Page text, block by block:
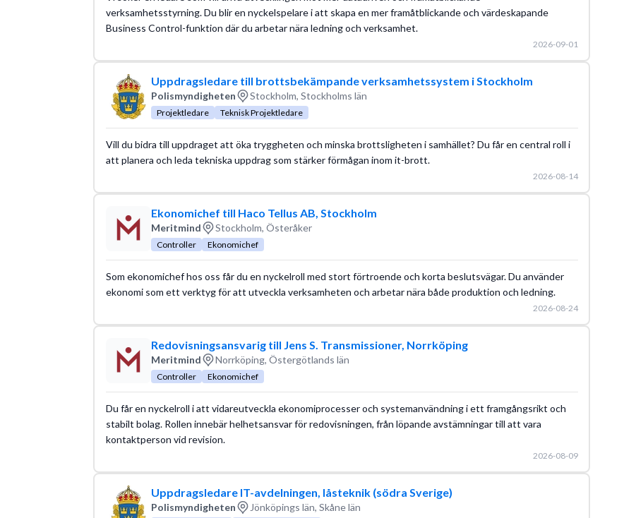
verksamhetsstyrning. Du blir en nyckelspelare i att skapa en mer framåtblickande och värdeskapande
Business Control-funktion där du arbetar nära ledning och verksamhet.
2026-09-01
Uppdragsledare till brottsbekämpande verksamhetssystem i Stockholm
Polismyndigheten Stockholm, Stockholms län
Projektledare Teknisk Projektledare
Vill du bidra till uppdraget att öka tryggheten och minska brottsligheten i samhället? Du får en central roll i
att planera och leda tekniska uppdrag som stärker förmågan inom it-brott.
2026-08-14
Ekonomichef till Haco Tellus AB, Stockholm
Meritmind Stockholm, Österåker
Controller Ekonomichef
Som ekonomichef hos oss får du en nyckelroll med stort förtroende och korta beslutsvägar. Du använder
ekonomi som ett verktyg för att utveckla verksamheten och arbetar nära både produktion och ledning.
2026-08-24
Redovisningsansvarig till Jens S. Transmissioner, Norrköping
Meritmind Norrköping, Östergötlands län
Controller Ekonomichef
Du får en nyckelroll i att vidareutveckla ekonomiprocesser och systemanvändning i ett framgångsrikt och
stabilt bolag. Rollen innebär helhetsansvar för redovisningen, från löpande avstämningar till att vara
kontaktperson vid revision.
2026-08-09
Uppdragsledare IT-avdelningen, låsteknik (södra Sverige)
Polismyndigheten Jönköpings län, Skåne län